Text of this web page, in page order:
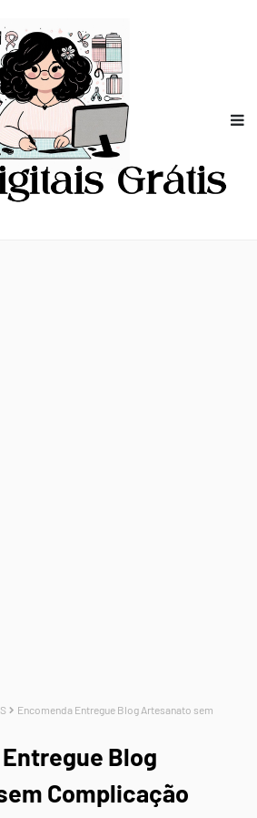
Encomenda Entregue Blog Artesanato sem
Blog
Complicação